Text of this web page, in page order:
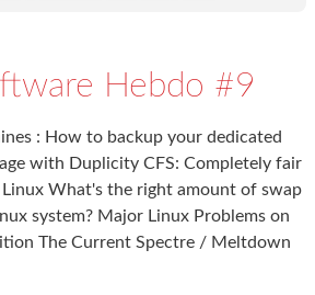
Hebdo #9
: How to backup your dedicated
with Duplicity CFS: Completely fair
Linux What's the right amount of swap
system? Major Linux Problems on
The Current Spectre / Meltdown